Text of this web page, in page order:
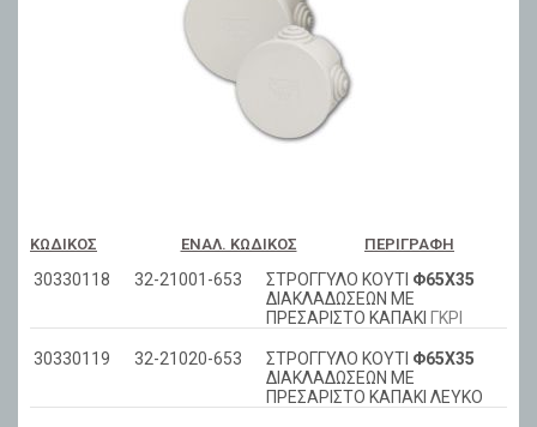
ΚΩΔΙΚΌΣ ΕΝΑΛ. ΚΩΔΙΚΌΣ ΠΕΡΙΓΡΑΦΉ
30330118 32-21001-653 ΣΤΡΟΓΓΥΛΟ ΚΟΥΤΙ Φ65Χ35
ΔΙΑΚΛΑΔΩΣΕΩΝ ΜΕ
ΠΡΕΣΑΡΙΣΤΟ ΚΑΠΑΚΙ ΓΚΡΙ
30330119 32-21020-653 ΣΤΡΟΓΓΥΛΟ ΚΟΥΤΙ Φ65Χ35
ΔΙΑΚΛΑΔΩΣΕΩΝ ΜΕ
ΠΡΕΣΑΡΙΣΤΟ ΚΑΠΑΚΙ ΛΕΥΚΟ